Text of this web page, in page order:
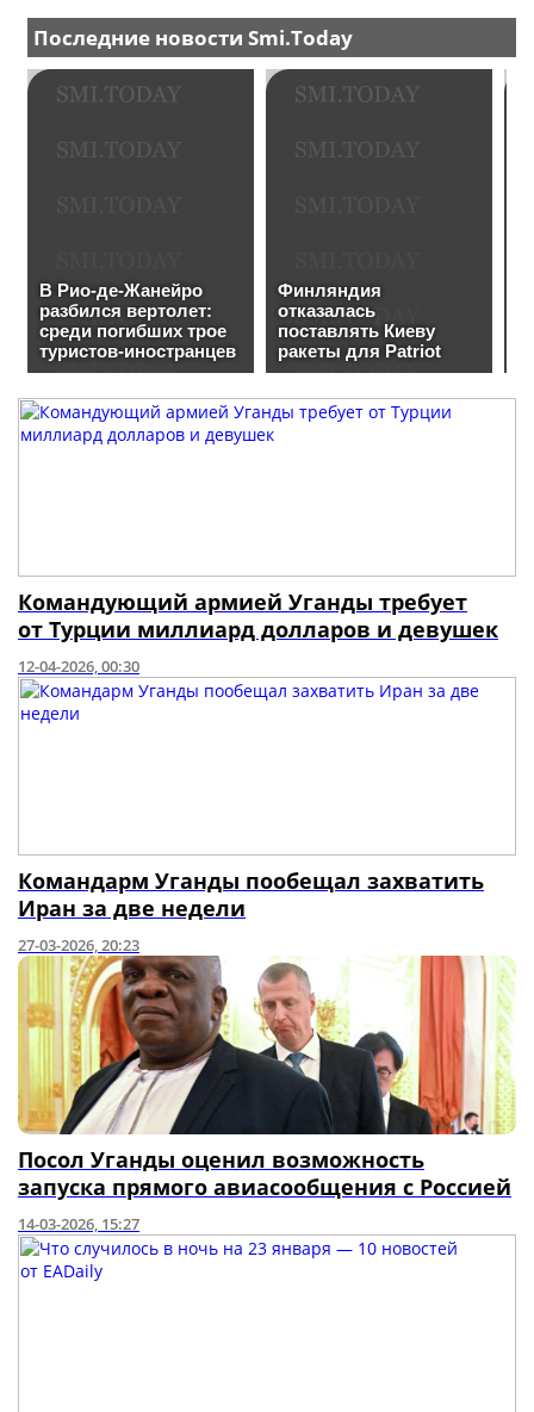
Командующий армией Уганды требует
от Турции миллиард долларов и девушек
12-04-2026, 00:30
Командарм Уганды пообещал захватить
Иран за две недели
27-03-2026, 20:23
Посол Уганды оценил возможность
запуска прямого авиасообщения с Россией
14-03-2026, 15:27